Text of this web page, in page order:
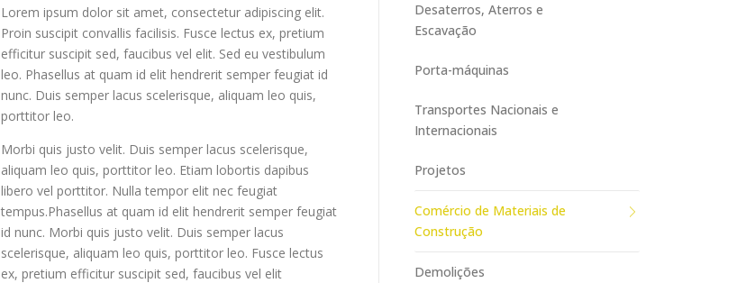
Lorem ipsum dolor sit amet, consectetur adipiscing elit.
Proin suscipit convallis facilisis. Fusce lectus ex, pretium
efficitur suscipit sed, faucibus vel elit. Sed eu vestibulum
leo. Phasellus at quam id elit hendrerit semper feugiat id
nunc. Duis semper lacus scelerisque, aliquam leo quis,
porttitor leo.
Morbi quis justo velit. Duis semper lacus scelerisque,
aliquam leo quis, porttitor leo. Etiam lobortis dapibus
libero vel porttitor. Nulla tempor elit nec feugiat
tempus.Phasellus at quam id elit hendrerit semper feugiat
id nunc. Morbi quis justo velit. Duis semper lacus
scelerisque, aliquam leo quis, porttitor leo. Fusce lectus
ex, pretium efficitur suscipit sed, faucibus vel elit
Desaterros, Aterros e
Escavação
Porta-máquinas
Transportes Nacionais e
Internacionais
Projetos
Comércio de Materiais de
Construção
Demolições